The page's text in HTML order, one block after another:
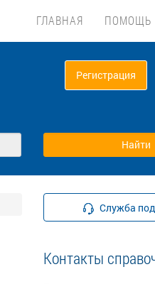
ГЛАВНАЯ ПОМОЩЬ
Регистрация
Служба
Контакты